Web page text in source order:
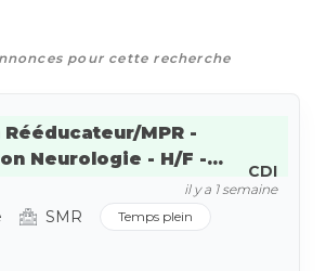
pour cette recherche
MPR -
Neurologie - H/F -...
CDI
il y a 1 semaine
SMR Temps plein